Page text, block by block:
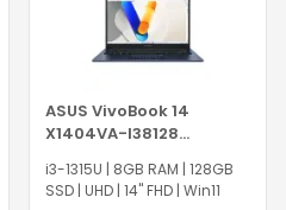
ASUS VivoBook 14
X1404VA-I38128
90NB10I1-M015F0
i3-1315U | 8GB RAM | 128GB
SSD | UHD | 14" FHD | Win11